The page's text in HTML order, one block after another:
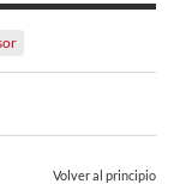
Volver al principio